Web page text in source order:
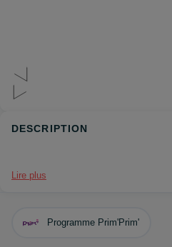
DESCRIPTION
Lire plus
Programme Prim'Prim'